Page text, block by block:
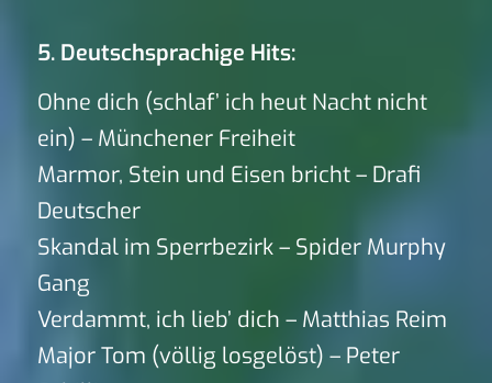
5. Deutschsprachige Hits:
Ohne dich (schlaf’ ich heut Nacht nicht
ein) – Münchener Freiheit
Marmor, Stein und Eisen bricht – Drafi
Deutscher
Skandal im Sperrbezirk – Spider Murphy
Gang
Verdammt, ich lieb’ dich – Matthias Reim
Major Tom (völlig losgelöst) – Peter